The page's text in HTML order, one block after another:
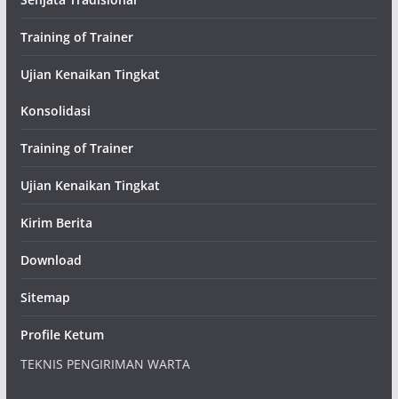
Training of Trainer
Ujian Kenaikan Tingkat
Konsolidasi
Training of Trainer
Ujian Kenaikan Tingkat
Kirim Berita
Download
Sitemap
Profile Ketum
TEKNIS PENGIRIMAN WARTA